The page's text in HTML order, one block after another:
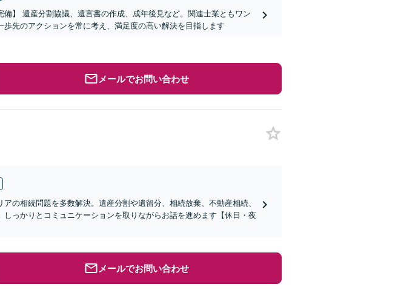
備】 遺産分割協議、遺言書の作成、成年後見など。関連士業ともワン
先のアクションを常に考え、満足度の高い解決を目指します
メールでお問い合わせ
の相続問題を多数解決。遺産分割や遺留分、相続放棄、不動産相続、
っかりとコミュニケーションを取りながらお話を進めます【休日・夜
メールでお問い合わせ